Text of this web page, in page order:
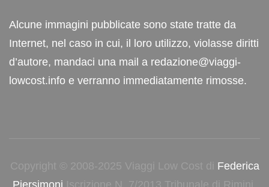
Alcune immagini pubblicate sono state tratte da
Internet, nel caso in cui, il loro utilizzo, violasse diritti
d’autore, mandaci una mail a redazione@viaggi-
lowcost.info e verranno immediatamente rimosse.
Copyright © 2008-2025 Viaggi Low Cost di Federica